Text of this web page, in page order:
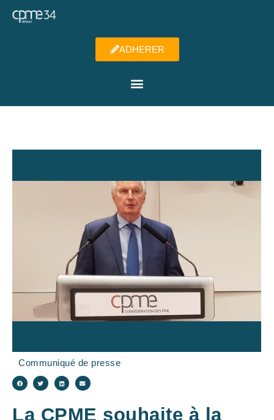
ADHERER
Communiqué de presse
La CPME souhaite à la